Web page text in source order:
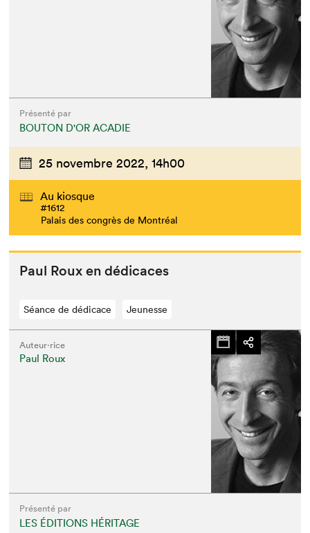
Présenté par
BOUTON D'OR ACADIE
25 novembre 2022, 14h00
Au kiosque
#1612
Palais des congrès de Montréal
Paul Roux en dédicaces
Séance de dédicace Jeunesse
Auteur·rice
Paul Roux
Présenté par
LES ÉDITIONS HÉRITAGE